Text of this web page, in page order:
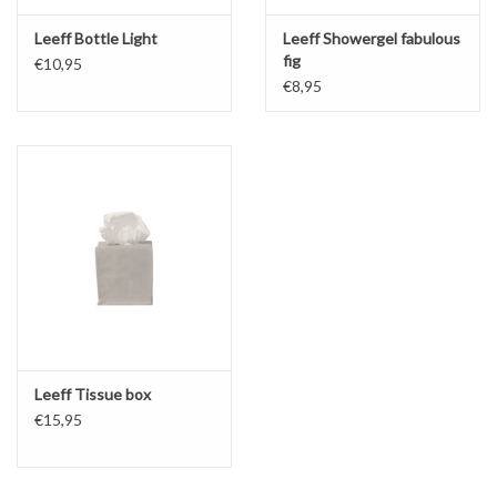
Leeff Bottle Light
€10,95
Leeff Showergel fabulous
fig
€8,95
Leeff Tissue box
€15,95